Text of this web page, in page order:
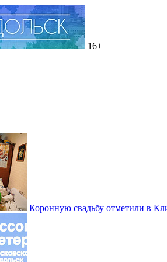
16+
Коронную свадьбу отметили в